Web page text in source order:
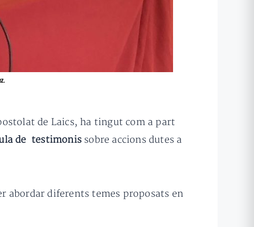
de Laics, ha tingut com a part
de testimonis sobre accions dutes a
abordar diferents temes proposats en